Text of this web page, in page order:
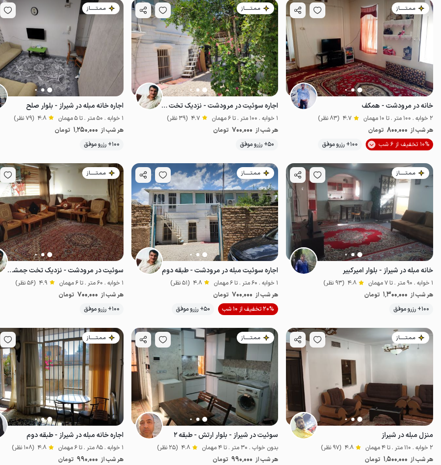
مـمـتــــــاز
خانه در مرودشت - همکف
2 خوابه . 100 متر . تا 10 مهمان 4.7 (83 نظر)
هر شب از 800٬000 تومان
10% تخفیف از 6 شب
100+ رزرو موفق اقتصادی موقعیت در نقشه
مـمـتــــــاز
اجاره سوئیت در مرودشت - نزدیک تخت جمشید
1 خوابه . 100 متر . تا 6 مهمان 4.7 (39 نظر)
هر شب از 700٬000 تومان
50+ رزرو موفق
اقتصادی
مـمـتــــــاز
اجاره خانه مبله در شیراز - بلوار صلح
1 خوابه . 50 متر . تا 5 مهمان 4.8 (79 نظر)
هر شب از 1٬250٬000 تومان
100+ رزرو موفق
مـمـتــــــاز
خانه مبله در شیراز - بلوار امیرکبیر
1 خوابه . 90 متر . تا 7 مهمان 4.8 (93 نظر)
هر شب از 1٬300٬000 تومان
100+ رزرو موفق
اقتصادی موقعیت در نقشه
مـمـتــــــاز
اجاره سوئیت مبله در مرودشت - طبقه دوم
1 خوابه . 60 متر . تا 6 مهمان 4.8 (51 نظر)
هر شب از 700٬000 تومان
20% تخفیف از 10 شب
50+ رزرو موفق اقتصادی
مـمـتــــــاز
سوئیت در مرودشت - نزدیک تخت جمشید - ط ۲
1 خوابه . 60 متر . تا 6 مهمان 4.9 (56 نظر)
هر شب از 700٬000 تومان
100+ رزرو موفق
مـمـتــــــاز
منزل مبله در شیراز
2 خوابه . 110 متر . تا 4 مهمان 4.8 (97 نظر)
هر شب از 1٬500٬000 تومان
مـمـتــــــاز
سوئیت در شیراز - بلوار ارتش - طبقه ۲
بدون خواب . 30 متر . تا 4 مهمان 4.8 (25 نظر)
هر شب از 990٬000 تومان
مـمـتــــــاز
اجاره خانه مبله در شیراز - طبقه دوم
1 خوابه . 85 متر . تا 6 مهمان 4.8 (108 نظر)
هر شب از 990٬000 تومان